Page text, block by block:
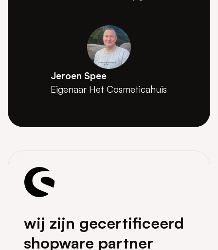
Jeroen Spee
Eigenaar Het Cosmeticahuis
wij zijn gecertificeerd
shopware partner